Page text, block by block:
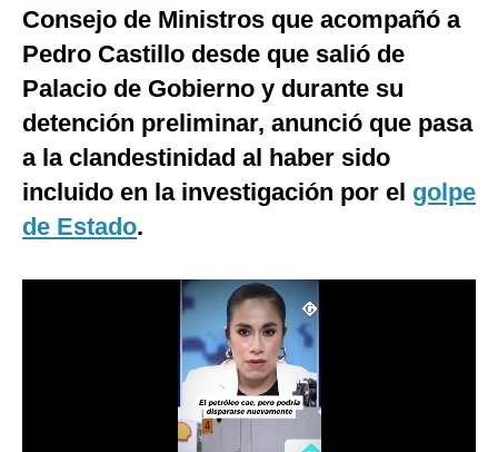
EEUU
México
España
Internacional
Tecnología
Club del Suscriptor
Consejo de Ministros que acompañó a
Pedro Castillo desde que salió de
Palacio de Gobierno y durante su
detención preliminar, anunció que pasa
a la clandestinidad al haber sido
incluido en la investigación por el golpe
de Estado.